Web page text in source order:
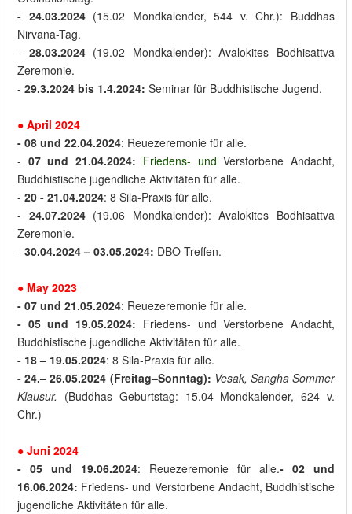
- 24.03.2024(15.02 Mondkalender, 544 v. Chr.): Buddhas
Nirvana-Tag.
- 28.03.2024 (19.02 Mondkalender): Avalokites Bodhisattva
Zeremonie.
- 29.3.2024 bis 1.4.2024: Seminar für Buddhistische Jugend.
● April 2024
- 08 und 22.04.2024: Reuezeremonie für alle.
- 07 und 21.04.2024: Friedens- undVerstorbene Andacht,
Buddhistische jugendliche Aktivitäten für alle.
- 20 - 21.04.2024: 8 Sila-Praxis für alle.
- 24.07.2024(19.06 Mondkalender): Avalokites Bodhisattva
Zeremonie.
- 30.04.2024 – 03.05.2024: DBO Treffen.
● May 2023
- 07 und 21.05.2024: Reuezeremonie für alle.
- 05 und 19.05.2024: Friedens- und Verstorbene Andacht,
Buddhistische jugendliche Aktivitäten für alle.
- 18 – 19.05.2024: 8 Sila-Praxis für alle.
- 24.– 26.05.2024 (Freitag–Sonntag): Vesak, Sangha Sommer
Klausur. (Buddhas Geburtstag: 15.04 Mondkalender, 624 v.
Chr.)
● Juni 2024
- 05 und 19.06.2024: Reuezeremonie für alle.- 02 und
16.06.2024: Friedens- und Verstorbene Andacht, Buddhistische
jugendliche Aktivitäten für alle.